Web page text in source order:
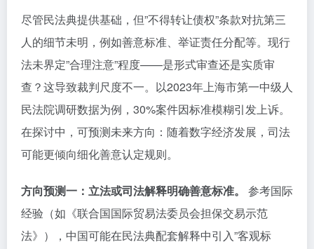
尽管民法典提供基础，但”不得转让债权”条款对抗第三
人的细节未明，例如善意标准、举证责任分配等。现行
法未界定”合理注意”程度——是形式审查还是实质审
查？这导致裁判尺度不一。以2023年上海市第一中级人
民法院调研数据为例，30%案件因标准模糊引发上诉。
在探讨中，可预测未来方向：随着数字经济发展，司法
可能更倾向细化善意认定规则。
方向预测一：立法或司法解释明确善意标准。
参考国际
经验（如《联合国国际贸易法委员会担保交易示范
法》），中国可能在民法典配套解释中引入”客观标